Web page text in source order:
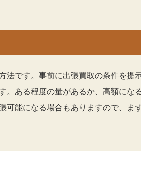
です。事前に出張買取の条件を提
ある程度の量があるか、高額にな
能になる場合もありますので、ま